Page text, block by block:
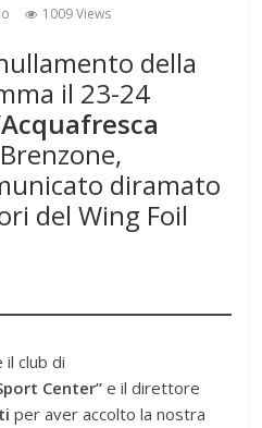
1009 Views
della
il 23-24
Acquafresca
diramato
del Wing Foil
club di
Center” e il direttore
per aver accolto la nostra